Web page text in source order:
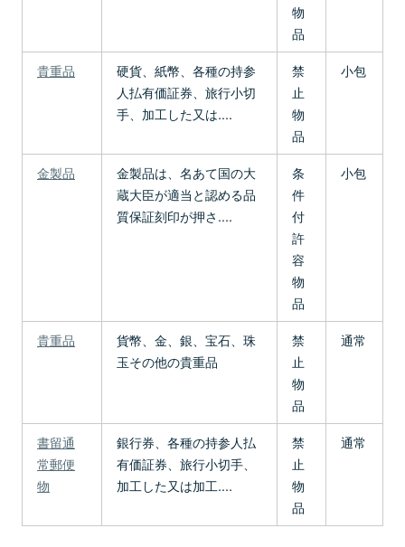
物
品
貴重品
硬貨、紙幣、各種の持参
人払有価証券、旅行小切
手、加工した又は....
禁
止
物
品
小包
金製品
金製品は、名あて国の大
蔵大臣が適当と認める品
質保証刻印が押さ....
条
件
付
許
容
物
品
小包
貴重品
貨幣、金、銀、宝石、珠
玉その他の貴重品
禁
止
物
品
通常
書留通
常郵便
物
銀行券、各種の持参人払
有価証券、旅行小切手、
加工した又は加工....
禁
止
物
品
通常